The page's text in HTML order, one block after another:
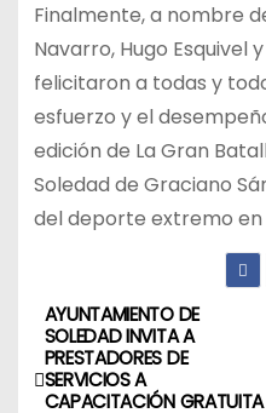
Finalmente, a nombre
Navarro, Hugo Esquivel
felicitaron a todas y
esfuerzo y el
edición de La Gran
Soledad de Graciano
del deporte extremo en
N
a
AYUNTAMIENTO DE
SOLEDAD INVITA A
PRESTADORES DE
SERVICIOS A
CAPACITACIÓN GRATUITA